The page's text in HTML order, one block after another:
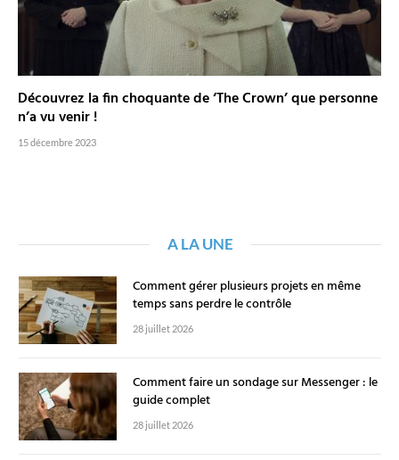
Découvrez la fin choquante de ‘The Crown’ que personne
n’a vu venir !
15 décembre 2023
A LA UNE
Comment gérer plusieurs projets en même
temps sans perdre le contrôle
28 juillet 2026
Comment faire un sondage sur Messenger : le
guide complet
28 juillet 2026